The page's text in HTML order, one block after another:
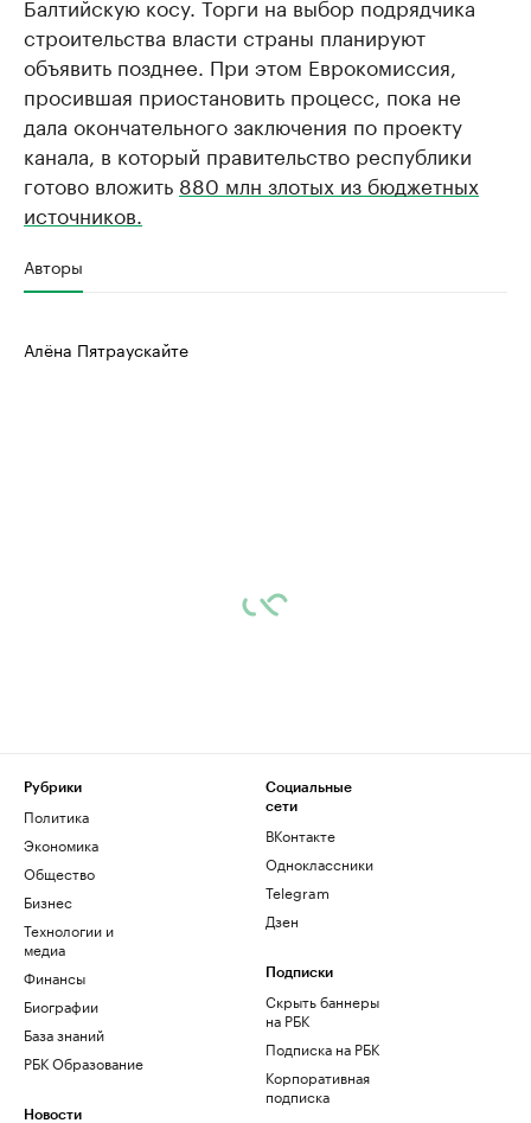
строительства власти страны планируют
объявить позднее. При этом Еврокомиссия,
просившая приостановить процесс, пока не
дала окончательного заключения по проекту
канала, в который правительство республики
готово вложить 880 млн злотых из бюджетных
источников.
Авторы
Алёна Пятраускайте
Рубрики
Политика
Экономика
Общество
Бизнес
Технологии и
медиа
Финансы
Биографии
База знаний
РБК Образование
Новости
Социальные
сети
ВКонтакте
Одноклассники
Telegram
Дзен
Подписки
Скрыть баннеры
на РБК
Подписка на РБК
Корпоративная
подписка